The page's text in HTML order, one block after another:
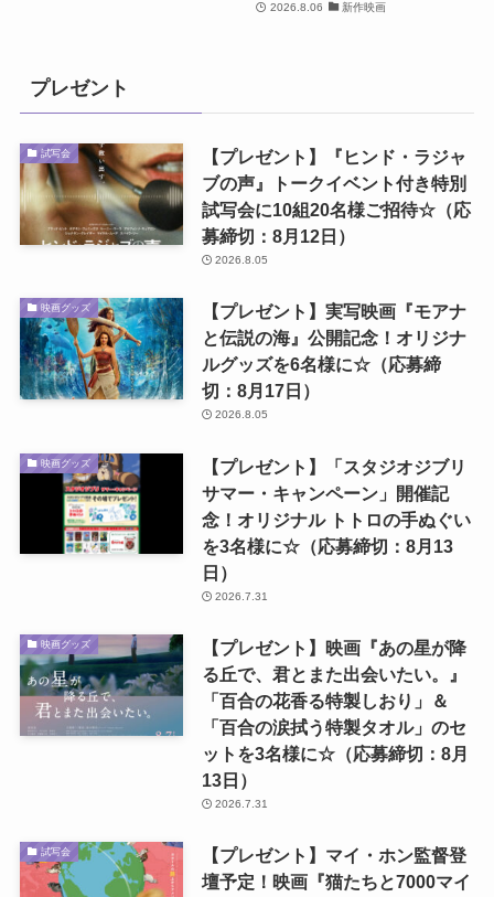
2026.8.06 新作映画
プレゼント
試写会
【プレゼント】『ヒンド・ラジャ
ブの声』トークイベント付き特別
試写会に10組20名様ご招待☆（応
募締切：8月12日）
2026.8.05
映画グッズ
【プレゼント】実写映画『モアナ
と伝説の海』公開記念！オリジナ
ルグッズを6名様に☆（応募締
切：8月17日）
2026.8.05
映画グッズ
【プレゼント】「スタジオジブリ
サマー・キャンペーン」開催記
念！オリジナル トトロの手ぬぐい
を3名様に☆（応募締切：8月13
日）
2026.7.31
映画グッズ
【プレゼント】映画『あの星が降
る丘で、君とまた出会いたい。』
「百合の花香る特製しおり」＆
「百合の涙拭う特製タオル」のセ
ットを3名様に☆（応募締切：8月
13日）
2026.7.31
試写会
【プレゼント】マイ・ホン監督登
壇予定！映画『猫たちと7000マイ